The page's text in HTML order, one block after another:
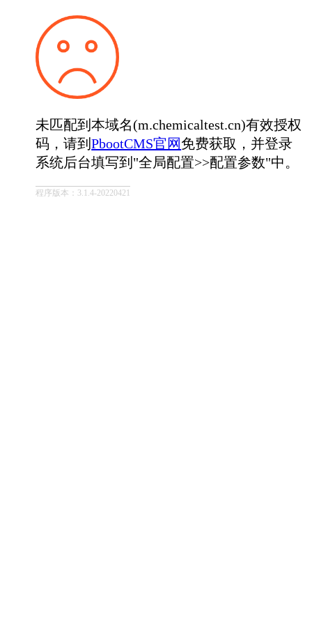
未匹配到本域名(m.chemicaltest.cn)有效授权
码，请到PbootCMS官网免费获取，并登录
系统后台填写到"全局配置>>配置参数"中。
程序版本：3.1.4-20220421